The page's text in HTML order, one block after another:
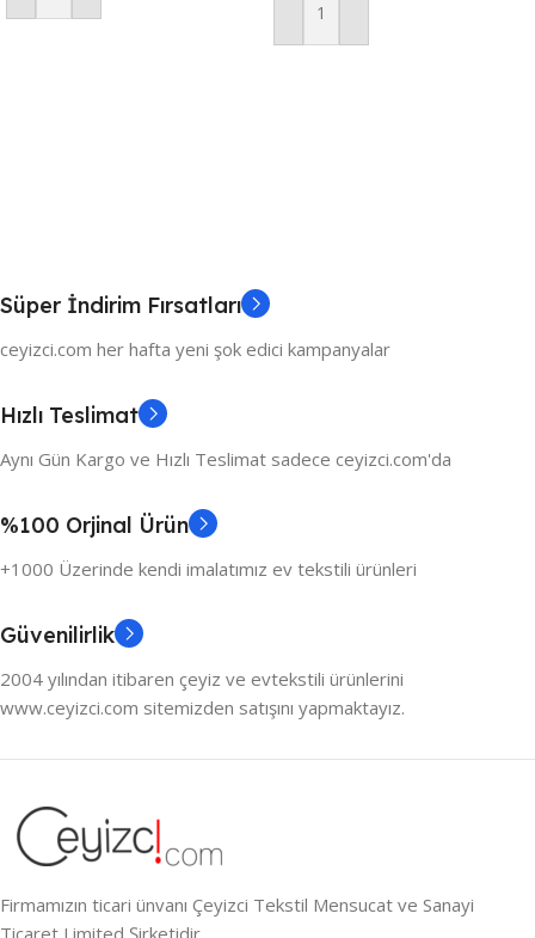
Sepete Ekle
Süper İndirim Fırsatları
ceyizci.com her hafta yeni şok edici kampanyalar
Hızlı Teslimat
Aynı Gün Kargo ve Hızlı Teslimat sadece ceyizci.com'da
%100 Orjinal Ürün
+1000 Üzerinde kendi imalatımız ev tekstili ürünleri
Güvenilirlik
2004 yılından itibaren çeyiz ve evtekstili ürünlerini
www.ceyizci.com sitemizden satışını yapmaktayız.
Firmamızın ticari ünvanı Çeyizci Tekstil Mensucat ve Sanayi
Ticaret Limited Şirketidir.